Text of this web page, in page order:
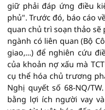
giữ phải đáp ứng điều
phủ". Trước đó, báo cáo
quan chủ trì soạn thảo sẽ
ngành có liên quan (Bộ
giao,...) để nghiên cứu
của khoản nợ xấu mà
cụ thể hóa chủ trương
Nghị quyết số 68-NQ/
bằng lợi ích người vay